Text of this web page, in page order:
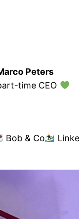
Peters
time CEO
Bob & Co